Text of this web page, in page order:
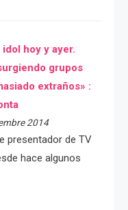
idol hoy y ayer.
grupos
extraños» :
2014
presentador de TV
hace algunos